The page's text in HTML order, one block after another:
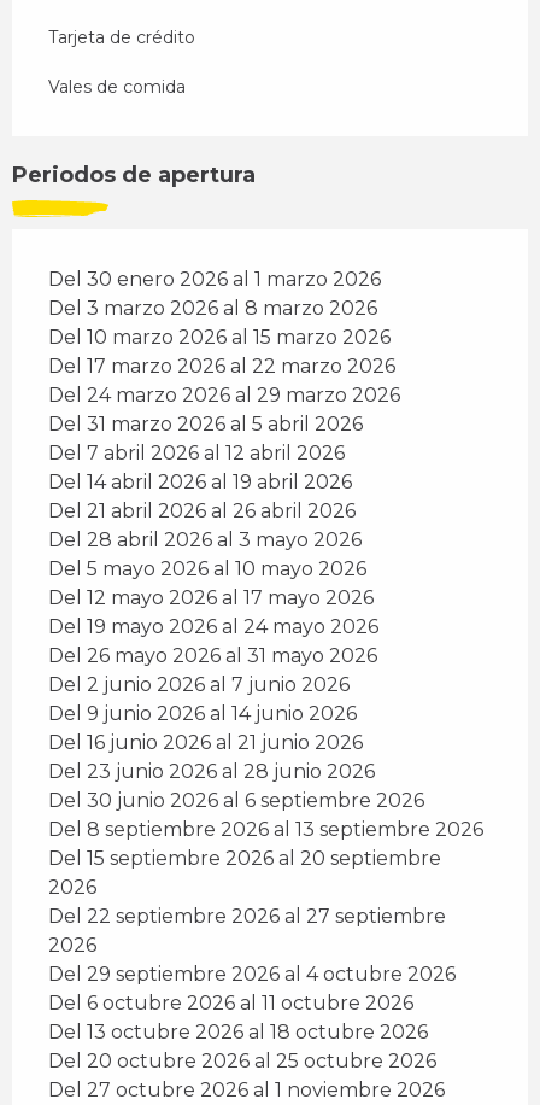
Tarjeta de crédito
Vales de comida
Periodos de apertura
Del 30 enero 2026 al 1 marzo 2026
Del 3 marzo 2026 al 8 marzo 2026
Del 10 marzo 2026 al 15 marzo 2026
Del 17 marzo 2026 al 22 marzo 2026
Del 24 marzo 2026 al 29 marzo 2026
Del 31 marzo 2026 al 5 abril 2026
Del 7 abril 2026 al 12 abril 2026
Del 14 abril 2026 al 19 abril 2026
Del 21 abril 2026 al 26 abril 2026
Del 28 abril 2026 al 3 mayo 2026
Del 5 mayo 2026 al 10 mayo 2026
Del 12 mayo 2026 al 17 mayo 2026
Del 19 mayo 2026 al 24 mayo 2026
Del 26 mayo 2026 al 31 mayo 2026
Del 2 junio 2026 al 7 junio 2026
Del 9 junio 2026 al 14 junio 2026
Del 16 junio 2026 al 21 junio 2026
Del 23 junio 2026 al 28 junio 2026
Del 30 junio 2026 al 6 septiembre 2026
Del 8 septiembre 2026 al 13 septiembre 2026
Del 15 septiembre 2026 al 20 septiembre
2026
Del 22 septiembre 2026 al 27 septiembre
2026
Del 29 septiembre 2026 al 4 octubre 2026
Del 6 octubre 2026 al 11 octubre 2026
Del 13 octubre 2026 al 18 octubre 2026
Del 20 octubre 2026 al 25 octubre 2026
Del 27 octubre 2026 al 1 noviembre 2026